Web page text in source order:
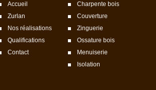
Accueil
Zurlan
Nos réalisations
Qualifications
Contact
Charpente bois
Couverture
Zinguerie
Ossature bois
Menuiserie
Isolation